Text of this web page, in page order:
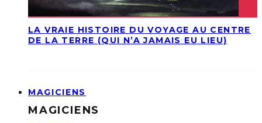
LA VRAIE HISTOIRE DU VOYAGE AU CENTRE
DE LA TERRE (QUI N’A JAMAIS EU LIEU)
MAGICIENS
MAGICIENS